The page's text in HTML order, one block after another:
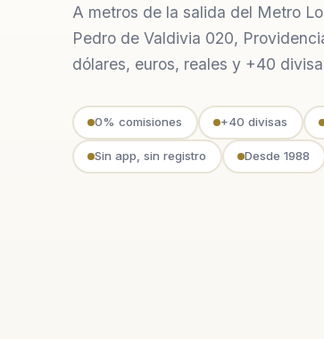
A metros de la salida del Metro
Pedro de Valdivia 020,
dólares, euros, reales y +40
0% comisiones +40 divisas
Sin app, sin registro Desde 1988